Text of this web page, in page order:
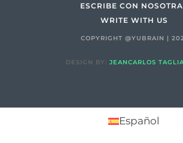
ESCRIBE CON
WRITE WITH US
COPYRIGHT @YUBRAIN |
DESIGN BY: JEANCARLOS
Español